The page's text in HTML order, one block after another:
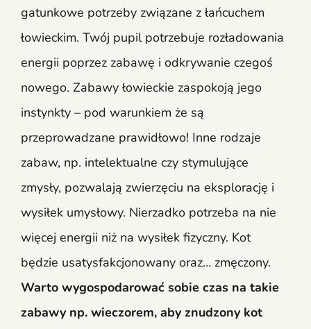
gatunkowe potrzeby związane z łańcuchem
łowieckim. Twój pupil potrzebuje rozładowania
energii poprzez zabawę i odkrywanie czegoś
nowego. Zabawy łowieckie zaspokoją jego
instynkty – pod warunkiem że są
przeprowadzane prawidłowo! Inne rodzaje
zabaw, np. intelektualne czy stymulujące
zmysły, pozwalają zwierzęciu na eksplorację i
wysiłek umysłowy. Nierzadko potrzeba na nie
więcej energii niż na wysiłek fizyczny. Kot
będzie usatysfakcjonowany oraz… zmęczony.
Warto wygospodarować sobie czas na takie
zabawy np. wieczorem, aby znudzony kot